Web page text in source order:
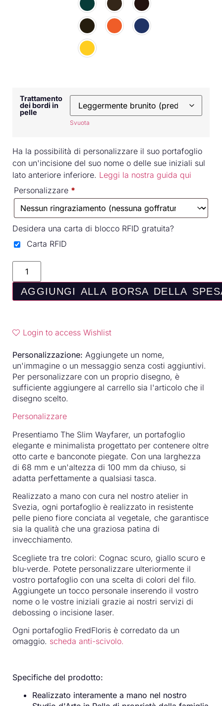
Trattamento
dei bordi in
pelle
Svuota
Ha la possibilità di personalizzare il suo portafoglio
con un'incisione del suo nome o delle sue iniziali sul
lato anteriore inferiore. Leggi la nostra guida qui
Personalizzare *
Desidera una carta di blocco RFID gratuita?
Carta RFID
AGGIUNGI ALLA BORSA DELLA
Login to access Wishlist
Personalizzazione: Aggiungete un nome,
un'immagine o un messaggio senza costi aggiuntivi.
Per personalizzare con un proprio disegno, è
sufficiente aggiungere al carrello sia l'articolo che il
disegno scelto.
Personalizzare
Presentiamo The Slim Wayfarer, un portafoglio
elegante e minimalista progettato per contenere oltre
otto carte e banconote piegate. Con una larghezza
di 68 mm e un'altezza di 100 mm da chiuso, si
adatta perfettamente a qualsiasi tasca.
Realizzato a mano con cura nel nostro atelier in
Svezia, ogni portafoglio è realizzato in resistente
pelle pieno fiore conciata al vegetale, che garantisce
sia la qualità che una graziosa patina di
invecchiamento.
Scegliete tra tre colori: Cognac scuro, giallo scuro e
blu-verde. Potete personalizzare ulteriormente il
vostro portafoglio con una scelta di colori del filo.
Aggiungete un tocco personale inserendo il vostro
nome o le vostre iniziali grazie ai nostri servizi di
debossing o incisione laser.
Ogni portafoglio FredFloris è corredato da un
omaggio. scheda anti-scivolo.
Specifiche del prodotto:
Realizzato interamente a mano nel nostro